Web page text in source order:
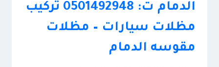
الدمام ت: 0501492948 تركيب
مظلات سيارات – مظلات
مقوسه الدمام